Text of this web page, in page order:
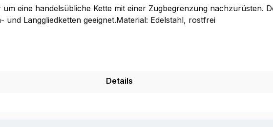
eine handelsübliche Kette mit einer Zugbegrenzung nachzurüsten.
Langgliedketten geeignet.Material: Edelstahl, rostfrei
Details